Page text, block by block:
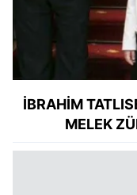
İBRAHİM
MELEK